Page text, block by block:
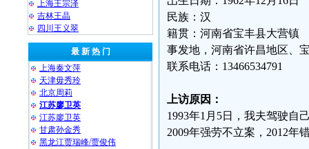
上海王宗泽
吉林王晶
四川王义翠
最 新 热 门
上海秦文萍
天津毋秀玲
北京周莉
江苏廖卫英
江苏廖卫英
甘肃孙金秀
黑龙江贾瑞峰/贾俊伟
民族：汉
籍贯：河南省宝丰县大营镇
事发地，河南省许昌地区、
联系电话：13466534791
上访原因：
1993年1月5日，我夫驾驶自
2009年强劳不立案，2012年